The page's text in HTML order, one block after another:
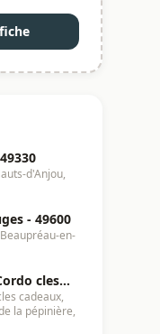
d'Anjou,
- 49600
en-
cles
- 49600
cadeaux,
la pépinière,